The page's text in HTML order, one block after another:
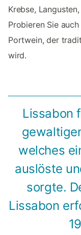
Krebse,
Probieren Sie
Portwein, der
wird.
Lissabon
welches
auslöste
sorgte.
Lissabon